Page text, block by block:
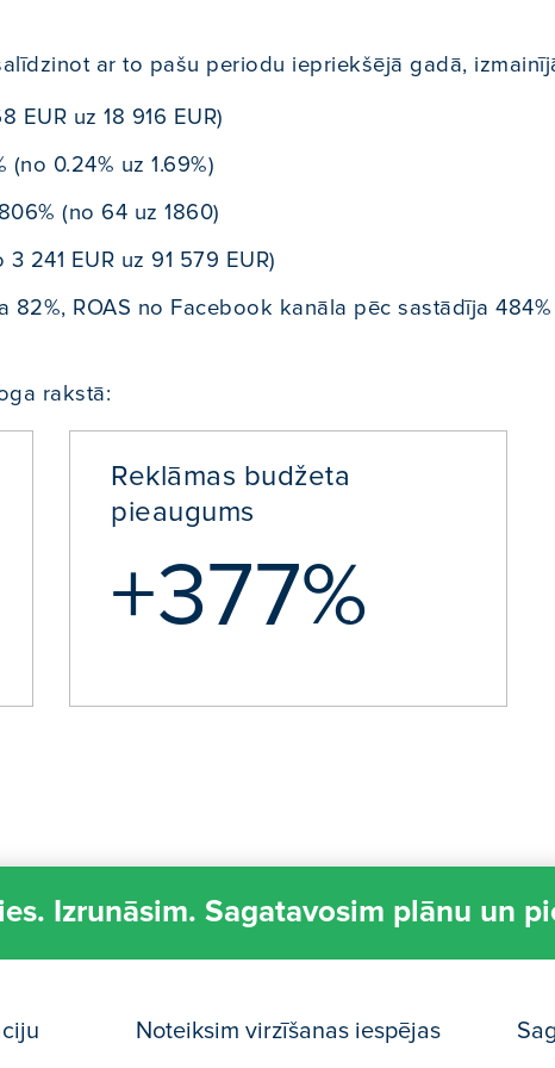
ar to pašu periodu iepriekšējā gadā,
EUR uz 18 916 EUR)
0.24% uz 1.69%)
(no 64 uz 1860)
241 EUR uz 91 579 EUR)
82%, ROAS no Facebook kanāla pēc sastādīja 484%
rakstā:
Reklāmas budžeta
pieaugums
+377%
Izrunāsim. Sagatavosim plānu un
Noteiksim virzīšanas iespējas